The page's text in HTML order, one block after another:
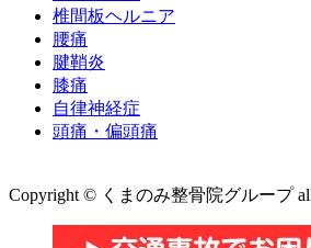
椎間板ヘルニア
腰痛
腱鞘炎
膝痛
自律神経症
頭痛・偏頭痛
Copyright © くまのみ整骨院グループ all